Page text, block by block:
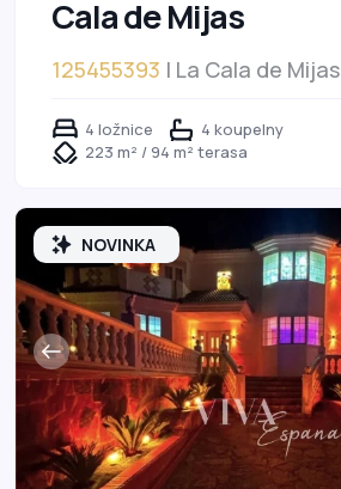
Cala de Mijas
125455393 | La Cala de Mijas
4 ložnice
4 koupelny
223 m² / 94 m² terasa
NOVINKA